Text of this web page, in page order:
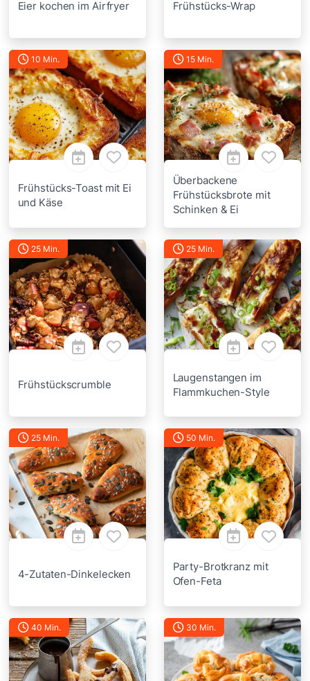
Eier kochen im Airfryer Frühstücks-Wrap
10 Min.
Frühstücks-Toast mit Ei
und Käse
15 Min.
Überbackene
Frühstücksbrote mit
Schinken & Ei
25 Min.
Frühstückscrumble
25 Min.
Laugenstangen im
Flammkuchen-Style
25 Min.
4-Zutaten-Dinkelecken
50 Min.
Party-Brotkranz mit
Ofen-Feta
40 Min. 30 Min.